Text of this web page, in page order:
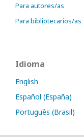
Para autores/as
Para bibliotecarios/as
Idioma
English
Español (España)
Português (Brasil)